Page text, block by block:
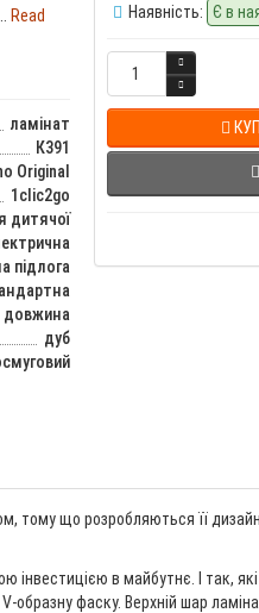
Read
ламінат
К391
Original
1clic2go
дитячої
підлога
довжина
дуб
Наявність: Є в
тому що розробляються її
в майбутнє. І так,
образну фаску. Верхній шар